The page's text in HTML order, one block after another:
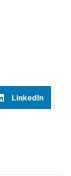
LinkedIn